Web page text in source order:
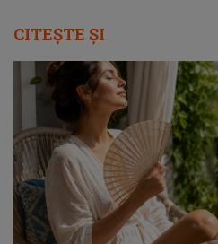
CITEȘTE ȘI